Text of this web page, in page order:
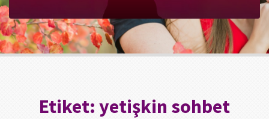
Etiket: yetişkin sohbet